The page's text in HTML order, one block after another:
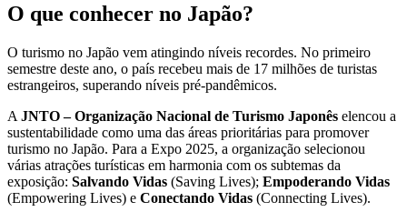
O que conhecer no Japão?
O turismo no Japão vem atingindo níveis recordes. No primeiro
semestre deste ano, o país recebeu mais de 17 milhões de turistas
estrangeiros, superando níveis pré-pandêmicos.
A JNTO – Organização Nacional de Turismo Japonês elencou a
sustentabilidade como uma das áreas prioritárias para promover
turismo no Japão. Para a Expo 2025, a organização selecionou
várias atrações turísticas em harmonia com os subtemas da
exposição: Salvando Vidas (Saving Lives); Empoderando Vidas
(Empowering Lives) e Conectando Vidas (Connecting Lives).